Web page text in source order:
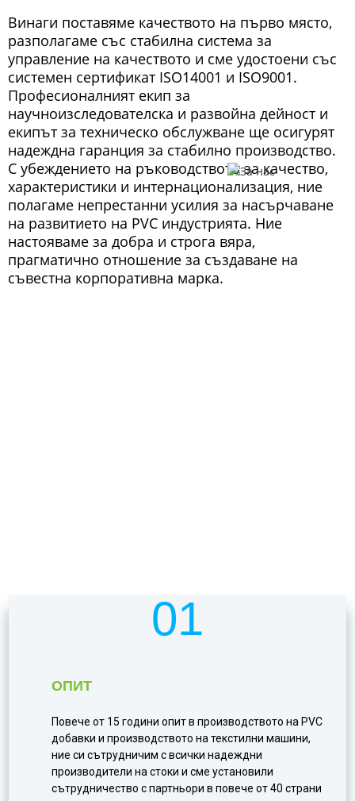
Винаги поставяме качеството на първо място,
разполагаме със стабилна система за
управление на качеството и сме удостоени със
системен сертификат ISO14001 и ISO9001.
Професионалният екип за
научноизследователска и развойна дейност и
екипът за техническо обслужване ще осигурят
надеждна гаранция за стабилно производство.
С убеждението на ръководството за качество,
характеристики и интернационализация, ние
полагаме непрестанни усилия за насърчаване
на развитието на PVC индустрията. Ние
настояваме за добра и строга вяра,
прагматично отношение за създаване на
съвестна корпоративна марка.
01
ОПИТ
Повече от 15 години опит в производството на PVC
добавки и производството на текстилни машини,
ние си сътрудничим с всички надеждни
производители на стоки и сме установили
сътрудничество с партньори в повече от 40 страни